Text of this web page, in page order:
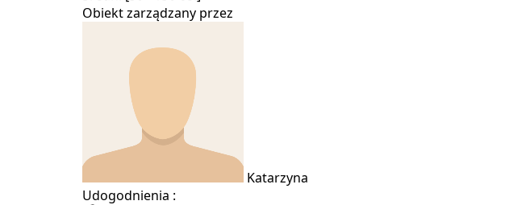
Obiekt zarządzany przez
Katarzyna
Udogodnienia :